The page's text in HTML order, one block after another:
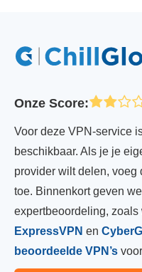
Onze Score:
Voor deze VPN-service
beschikbaar. Als je je
provider wilt delen,
toe. Binnenkort geven
expertbeoordeling,
ExpressVPN en
beoordeelde VPN’s voor